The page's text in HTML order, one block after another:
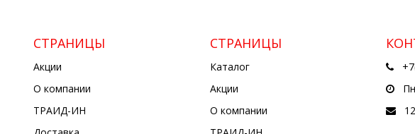
СТРАНИЦЫ
Акции
О компании
ТРАИД-ИН
СТРАНИЦЫ
Каталог
Акции
О компании